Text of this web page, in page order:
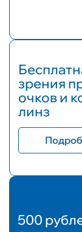
зрения
очков и
линз
500